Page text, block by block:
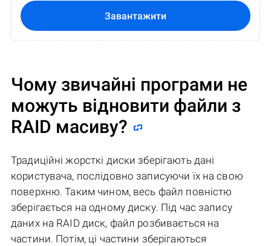
Завантажити
Чому звичайні програми не
можуть відновити файли з
RAID масиву?
Традиційні жорсткі диски зберігають дані
користувача, послідовно записуючи їх на свою
поверхню. Таким чином, весь файл повністю
зберігається на одному диску. Під час запису
даних на RAID диск, файл розбивається на
частини. Потім, ці частини зберігаються